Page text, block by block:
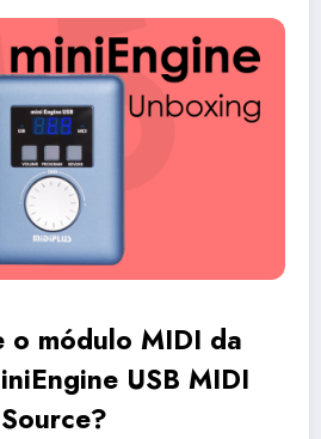
o módulo MIDI da
USB MIDI
Source?